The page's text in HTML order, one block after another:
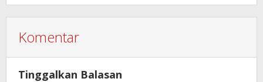
Komentar
Tinggalkan Balasan